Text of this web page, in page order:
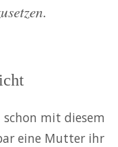
schon mit diesem
eine Mutter ihr